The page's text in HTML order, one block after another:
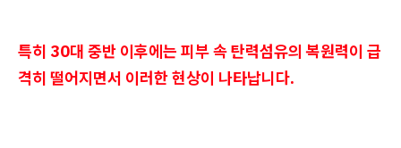
특히 30대 중반 이후에는 피부 속 탄력섬유의 복원력이 급
격히 떨어지면서 이러한 현상이 나타납니다.